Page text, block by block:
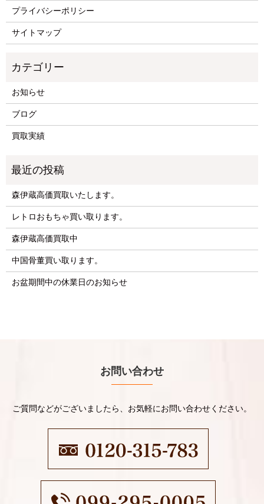
プライバシーポリシー
サイトマップ
お知らせ
ブログ
買取実績
森伊蔵高価買取いたします。
レトロおもちゃ買い取ります。
森伊蔵高価買取中
中国骨董買い取ります。
お盆期間中の休業日のお知らせ
お問い合わせ
ご質問などがございましたら、お気軽にお問い合わせください。